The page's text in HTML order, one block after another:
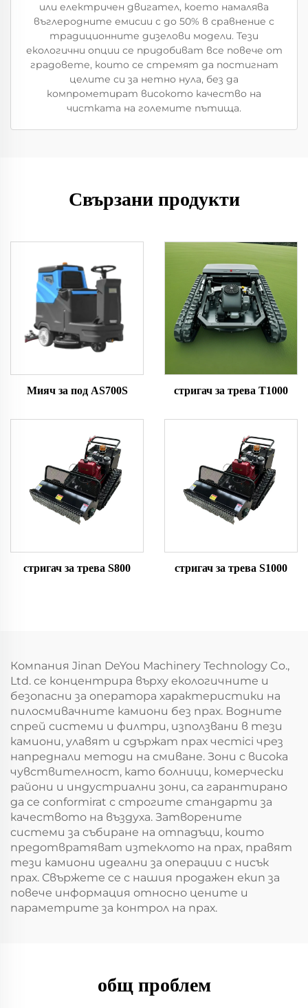
или електричен двигател, което намалява
въглеродните емисии с до 50% в сравнение с
традиционните дизелови модели. Тези
екологични опции се придобиват все повече от
градовете, които се стремят да постигнат
целите си за нетно нула, без да
компрометират високото качество на
чистката на големите пътища.
Свързани продукти
Мияч за под AS700S стригач за трева T1000
стригач за трева S800 стригач за трева S1000
Компания Jinan DeYou Machinery Technology Co.,
Ltd. се концентрира върху екологичните и
безопасни за оператора характеристики на
пилосмивачните камиони без прах. Водните
спрей системи и филтри, използвани в тези
камиони, улавят и сдържат прах честici чрез
напреднали методи на смиване. Зони с висока
чувствителност, като болници, комерчески
райони и индустриални зони, са гарантирано
да се conformirat с строгите стандарти за
качеството на въздуха. Затворените
системи за събиране на отпадъци, които
предотвратяват изтеклото на прах, правят
тези камиони идеални за операции с нисък
прах. Свържете се с нашия продажен екип за
повече информация относно цените и
параметрите за контрол на прах.
общ проблем